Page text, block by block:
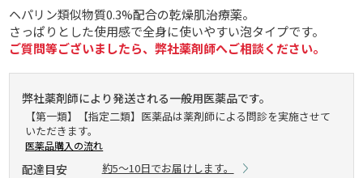
ヘパリン類似物質0.3%配合の乾燥肌治療薬。
さっぱりとした使用感で全身に使いやすい泡タイプです。
ご質問等ございましたら、弊社薬剤師へご相談ください。
弊社薬剤師により発送される一般用医薬品です。
【第一類】【指定二類】医薬品は薬剤師による問診を実施させて
いただきます。
医薬品購入の流れ
配達目安 約5～10日でお届けします。